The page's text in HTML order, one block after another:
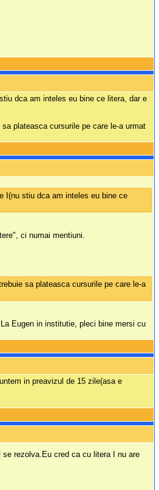
dca am inteles eu bine ce litera, dar e
plateasca cursurile pe care le-a urmat
I(nu stiu dca am inteles eu bine ce
ci numai mentiuni.
sa plateasca cursurile pe care le-a
Eugen in institutie, pleci bine mersi cu
in preavizul de 15 zile(asa e
se rezolva.Eu cred ca cu litera I nu are